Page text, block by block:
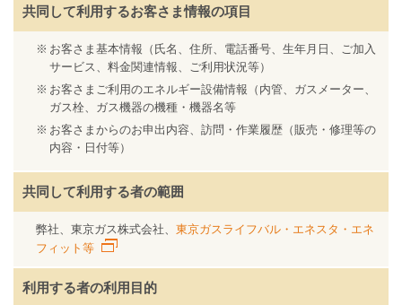
共同して利用するお客さま情報の項目
お客さま基本情報（氏名、住所、電話番号、生年月日、ご加入
サービス、料金関連情報、ご利用状況等）
お客さまご利用のエネルギー設備情報（内管、ガスメーター、
ガス栓、ガス機器の機種・機器名等
お客さまからのお申出内容、訪問・作業履歴（販売・修理等の
内容・日付等）
共同して利用する者の範囲
弊社、東京ガス株式会社、 東京ガスライフバル・エネスタ・エネ
フィット等
利用する者の利用目的